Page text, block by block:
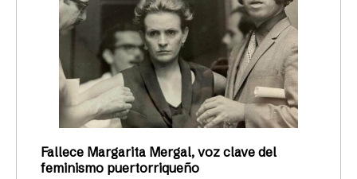
activista viequense Katherine Martínez Medina y
los policías que intervinieron en una manifestación
contra la subasta de 10 terrenos del
Cristina del Mar Quiles 08/11/2023